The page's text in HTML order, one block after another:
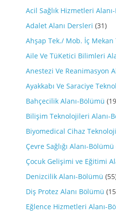
Acil Sağlık Hizmetleri
Adalet Alanı Dersleri (31)
Ahşap Tek./ Mob. İç Mekan
Aile Ve TüKetici Bilimleri
Anestezi Ve Reanimasyon
Ayakkabı Ve Saraciye
Bahçecilik Alanı-Bölümü
Bilişim Teknolojileri Alanı-
Biyomedical Cihaz
Çevre Sağlığı Alanı-Bölümü
Çocuk Gelişimi ve Eğitimi
Denizcilik Alanı-Bölümü
Diş Protez Alanı Bölümü
Eğlence Hizmetleri Alanı-